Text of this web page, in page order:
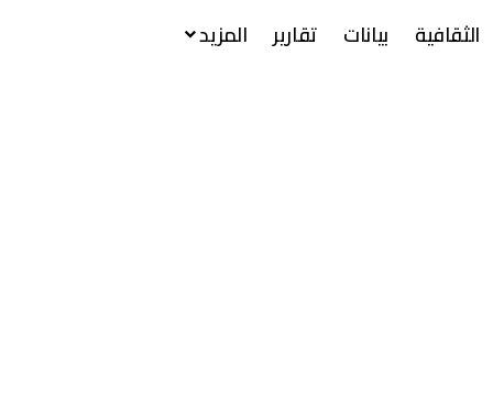
الثقافية
بيانات تقارير المزيد